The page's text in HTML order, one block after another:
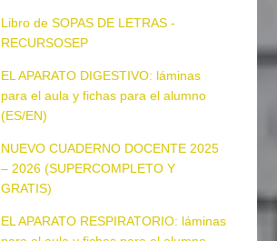
Libro de SOPAS DE LETRAS -
RECURSOSEP
EL APARATO DIGESTIVO: láminas
para el aula y fichas para el alumno
(ES/EN)
NUEVO CUADERNO DOCENTE 2025
– 2026 (SUPERCOMPLETO Y
GRATIS)
EL APARATO RESPIRATORIO: láminas